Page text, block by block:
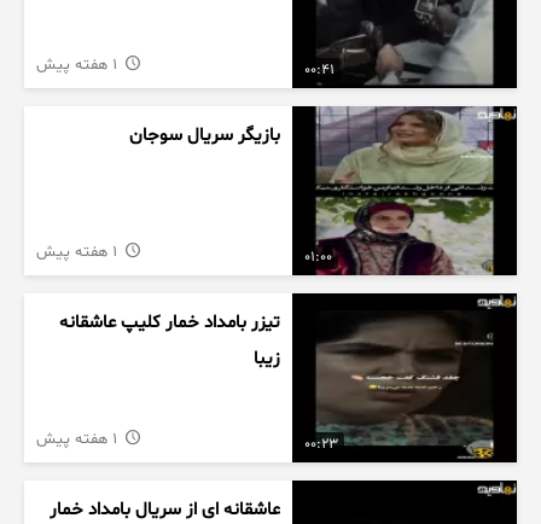
00:41
01:00
بازیگر سریال سوجان
00:23
تیزر بامداد خمار کلیپ عاشقانه
زیبا
عاشقانه ای از سریال بامداد خمار